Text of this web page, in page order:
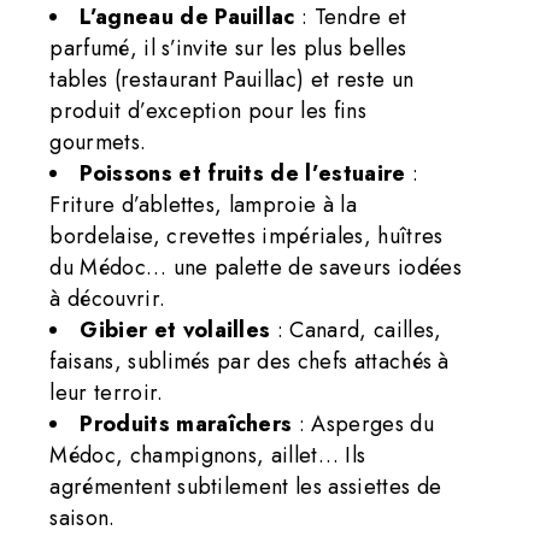
L’agneau de Pauillac : Tendre et
parfumé, il s’invite sur les plus belles
tables (restaurant Pauillac) et reste un
produit d’exception pour les fins
gourmets.
Poissons et fruits de l’estuaire :
Friture d’ablettes, lamproie à la
bordelaise, crevettes impériales, huîtres
du Médoc… une palette de saveurs iodées
à découvrir.
Gibier et volailles : Canard, cailles,
faisans, sublimés par des chefs attachés à
leur terroir.
Produits maraîchers : Asperges du
Médoc, champignons, aillet… Ils
agrémentent subtilement les assiettes de
saison.